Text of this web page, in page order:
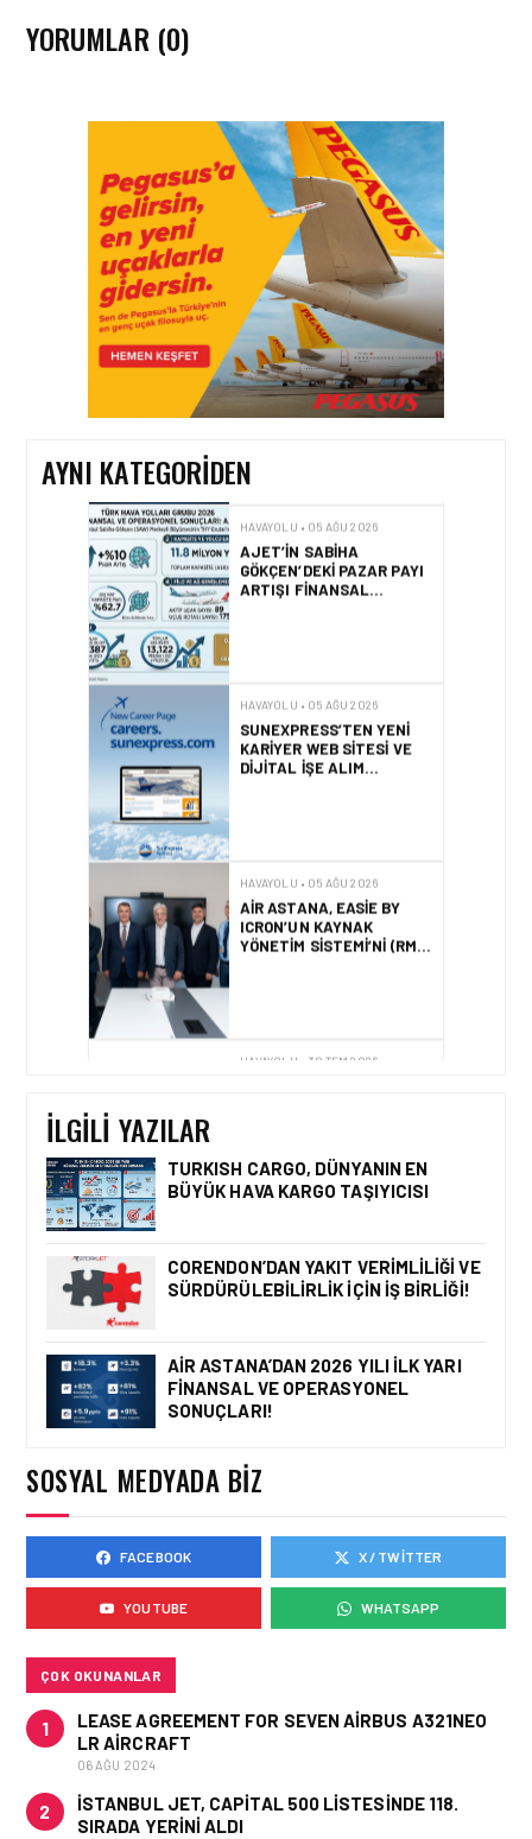
YORUMLAR (0)
AYNI KATEGORIDEN
HAVAYOLU • 05 AĞU 2026
CORENDON’DAN YAKIT
VERIMLILIĞI VE
SÜRDÜRÜLEBILIRLIK IÇIN
İŞ BIRLIĞI!
HAVAYOLU • 05 AĞU 2026
AIR ASTANA’DAN 2026
YILI İLK YARI FINANSAL
VE OPERASYONEL
SONUÇLARI!
AJET’IN SABIHA
GÖKÇEN’DEKI PAZAR PAYI
ARTIŞI FINANSAL
SONUÇLARI NASIL
ETKILEDI?
SUNEXPRESS’TEN YENI
KARIYER WEB SITESI VE
DIJITAL İŞE ALIM
PLATFORMU!
AIR ASTANA, EASIE BY
ICRON’UN KAYNAK
YÖNETIM SISTEMI’NI (RMS)
CANLIYA ALDI
BAKÜ – KARS DIREKT
SÜRDÜRÜLEBILIRLIK IÇIN
İŞ BIRLIĞI!
HAVAYOLU • 05 AĞU 2026
AIR ASTANA’DAN 2026
SONUÇLARI!
HAVAYOLU • 05 AĞU 2026
AJET’IN SABIHA
GÖKÇEN’DEKI PAZAR PAYI
ARTIŞI FINANSAL
İLGILI YAZILAR
TURKISH CARGO, DÜNYANIN EN
BÜYÜK HAVA KARGO TAŞIYICISI
CORENDON’DAN YAKIT VERIMLILIĞI VE
SÜRDÜRÜLEBILIRLIK IÇIN İŞ BIRLIĞI!
AIR ASTANA’DAN 2026 YILI İLK YARI
FINANSAL VE OPERASYONEL
SONUÇLARI!
SOSYAL MEDYADA BIZ
FACEBOOK X / TWITTER
YOUTUBE WHATSAPP
ÇOK OKUNANLAR
1
LEASE AGREEMENT FOR SEVEN AIRBUS A321NEO
LR AIRCRAFT
06 AĞU 2024
2
İSTANBUL JET, CAPITAL 500 LISTESINDE 118.
SIRADA YERINI ALDI